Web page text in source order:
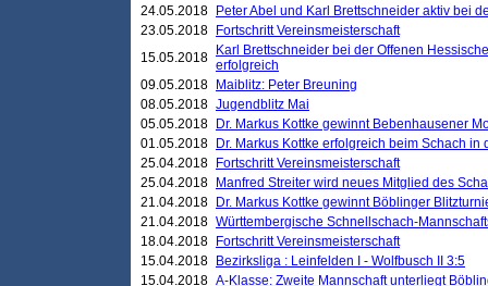
24.05.2018
Peter Abel und Karl Brettschneider aktiv bei
23.05.2018
Fortschritt Vereinsmeisterschaft
15.05.2018
Karl Brettschneider bei der Offenen
erfolgreich
09.05.2018
Maiblitz: Peter Breuning
08.05.2018 Jugendblitz Mai
05.05.2018
Dr. Markus Kottke gewinnt Bebenhausener
01.05.2018
Dr. Markus Kottke erfolgreich beim Schach
25.04.2018
Fortschritt Vereinsmeisterschaft
25.04.2018
Manfred Streiter wird neues Mitglied des
21.04.2018
Dr. Markus Kottke gewinnt Böblinger
21.04.2018 Württembergische Schnellschach-
18.04.2018
Fortschritt Vereinsmeisterschaft
15.04.2018
Bezirksliga : Leinfelden I - Wolfbusch II 3:5
15.04.2018 A-Klasse: Zweite Mannschaft unterliegt